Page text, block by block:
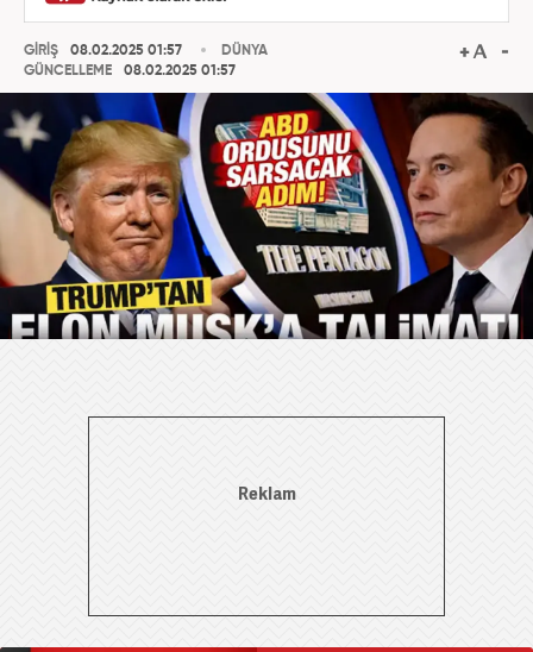
GİRİŞ
08.02.2025 01:57
GÜNCELLEME
08.02.2025 01:57
DÜNYA